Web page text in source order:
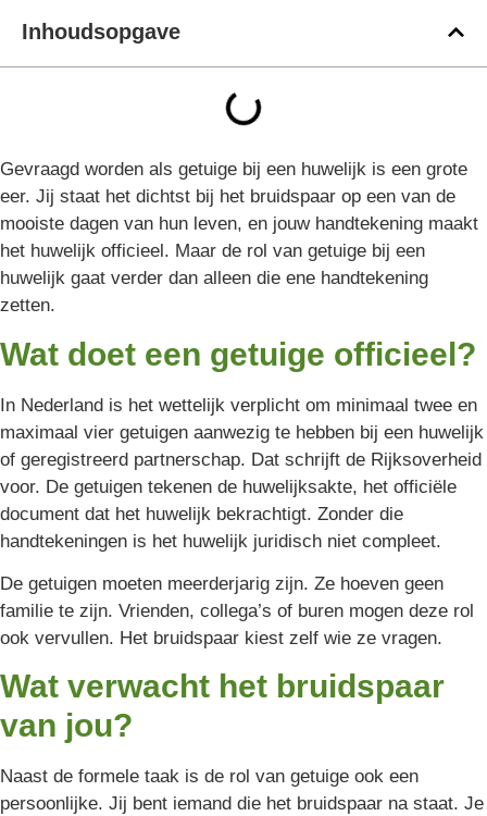
Inhoudsopgave
Gevraagd worden als getuige bij een huwelijk is een grote
eer. Jij staat het dichtst bij het bruidspaar op een van de
mooiste dagen van hun leven, en jouw handtekening maakt
het huwelijk officieel. Maar de rol van getuige bij een
huwelijk gaat verder dan alleen die ene handtekening
zetten.
Wat doet een getuige officieel?
In Nederland is het wettelijk verplicht om minimaal twee en
maximaal vier getuigen aanwezig te hebben bij een huwelijk
of geregistreerd partnerschap. Dat schrijft de Rijksoverheid
voor. De getuigen tekenen de huwelijksakte, het officiële
document dat het huwelijk bekrachtigt. Zonder die
handtekeningen is het huwelijk juridisch niet compleet.
De getuigen moeten meerderjarig zijn. Ze hoeven geen
familie te zijn. Vrienden, collega’s of buren mogen deze rol
ook vervullen. Het bruidspaar kiest zelf wie ze vragen.
Wat verwacht het bruidspaar
van jou?
Naast de formele taak is de rol van getuige ook een
persoonlijke. Jij bent iemand die het bruidspaar na staat. Je